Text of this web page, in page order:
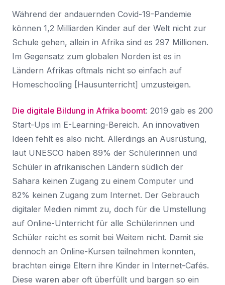
Während der andauernden Covid-19-Pandemie
können 1,2 Milliarden Kinder auf der Welt nicht zur
Schule gehen, allein in Afrika sind es 297 Millionen.
Im Gegensatz zum globalen Norden ist es in
Ländern Afrikas oftmals nicht so einfach auf
Homeschooling [Hausunterricht] umzusteigen.
Die digitale Bildung in Afrika boomt: 2019 gab es 200
Start-Ups im E-Learning-Bereich. An innovativen
Ideen fehlt es also nicht. Allerdings an Ausrüstung,
laut UNESCO haben 89% der Schülerinnen und
Schüler in afrikanischen Ländern südlich der
Sahara keinen Zugang zu einem Computer und
82% keinen Zugang zum Internet. Der Gebrauch
digitaler Medien nimmt zu, doch für die Umstellung
auf Online-Unterricht für alle Schülerinnen und
Schüler reicht es somit bei Weitem nicht. Damit sie
dennoch an Online-Kursen teilnehmen konnten,
brachten einige Eltern ihre Kinder in Internet-Cafés.
Diese waren aber oft überfüllt und bargen so ein